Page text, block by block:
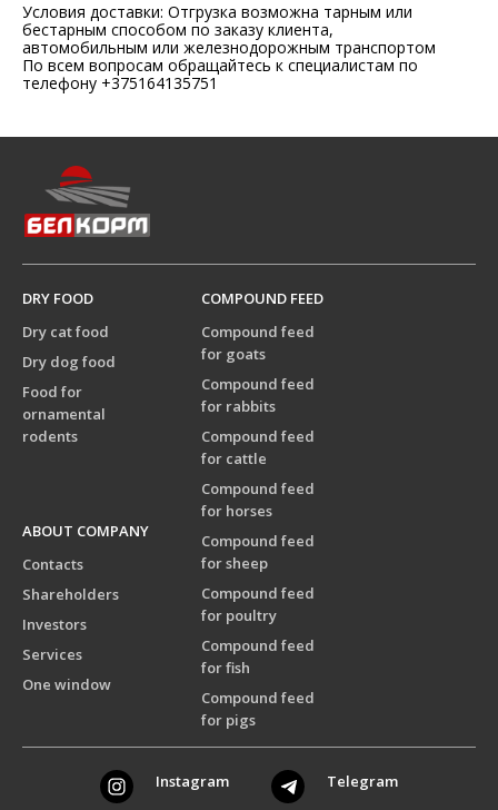
Условия доставки: Отгрузка возможна тарным или
бестарным способом по заказу клиента,
автомобильным или железнодорожным транспортом
По всем вопросам обращайтесь к специалистам по
телефону +375164135751
DRY FOOD
Dry cat food
Dry dog food
Food for
ornamental
rodents
COMPOUND FEED
Compound feed
for goats
Compound feed
for rabbits
Compound feed
for cattle
Compound feed
for horses
Compound feed
for sheep
Compound feed
for poultry
Compound feed
for fish
Compound feed
for pigs
ABOUT COMPANY
Contacts
Shareholders
Investors
Services
One window
Instagram Telegram